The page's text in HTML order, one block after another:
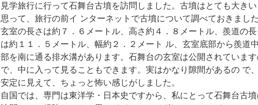
見学旅行に行って石舞台古墳を訪問しました。古墳はとても大きい
思って、旅行の前イ ンターネットで古墳について調べておきました
玄室の長さは約７．６メートル、高さ約４．８メートル、羨道の長
は約１１．５メートル、幅約２．２メート ル、玄室底部から羨道
部を南に通る排水溝があります。石舞台の玄室は公開されていま
で、中に入って見ることもできます。実はかなり隙間があるの で
安定に見えて、ちょっと怖い感じがしました。
自国では、専門は東洋学・日本史ですから、私にとって石舞台古